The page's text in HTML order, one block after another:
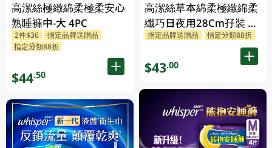
高潔絲極緻綿柔極柔安心
熟睡褲中-大 4PC
2件$36
指定品牌送贈品
指定分類88折
$44.50
高潔絲草本綿柔極緻綿柔
纖巧日夜用28Cm孖裝 2
X 10PC
指定品牌送贈品 指定分類88折
$43.00